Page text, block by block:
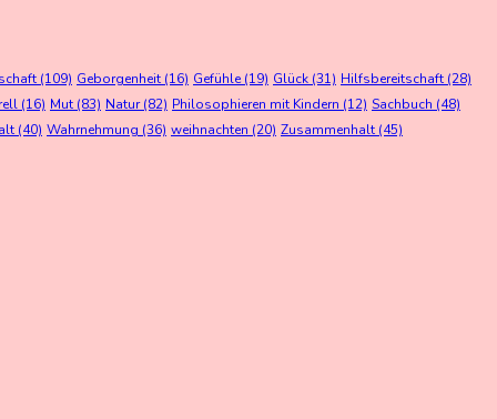
(109) Geborgenheit (16) Gefühle(19) Glück (31) Hilfsbereitschaft (28)
(16) Mut (83) Natur(82) Philosophieren mit Kindern (12) Sachbuch (48)
(40) Wahrnehmung (36) weihnachten (20) Zusammenhalt (45)